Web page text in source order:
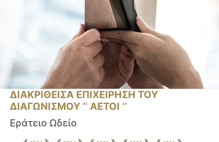
ΔΙΑΚΡΙΘΕΙΣΑ ΕΠΙΧΕΙΡΗΣΗ ΤΟΥ
ΔΙΑΓΩΝΙΣΜΟΥ ‘’ ΑΕΤΟΙ ‘’
Εράτειο Ωδείο